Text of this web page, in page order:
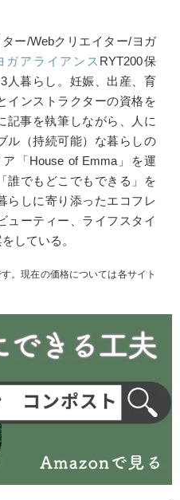
ー/Webクリエイター/ヨガ
ガアライアンス RYT200保
人暮らし。妊娠、出産、育
インストラクターの資格を
記事を執筆しながら、人に
ル（持続可能）な暮らしの
「House of Emma」を運
誰でもどこでもできる」を
らしに寄り添ったエコフレ
ューティー、ライフスタイ
している。
。現在の価格については各サイト